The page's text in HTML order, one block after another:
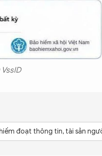
đoạt thông tin, tài sản